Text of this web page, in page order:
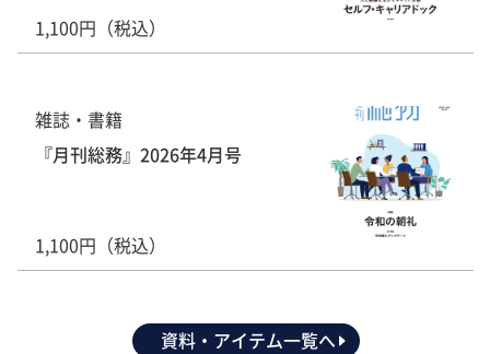
1,100円（税込）
雑誌・書籍
『月刊総務』2026年4月号
1,100円（税込）
資料・アイテム一覧へ